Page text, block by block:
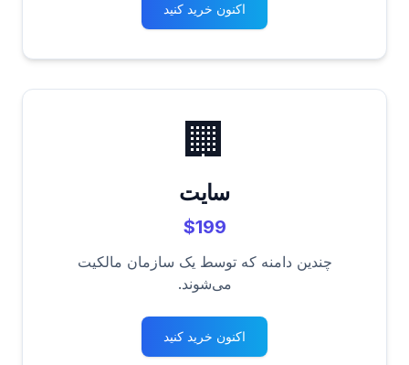
اکنون خرید کنید
🏢
سایت
$199
چندین دامنه که توسط یک سازمان مالکیت
می‌شوند.
اکنون خرید کنید